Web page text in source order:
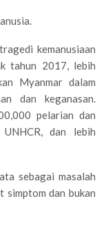
kemanusiaan
tahun 2017, lebih
Myanmar dalam
dan keganasan.
pelarian dan
dan lebih
sebagai masalah
simptom dan bukan